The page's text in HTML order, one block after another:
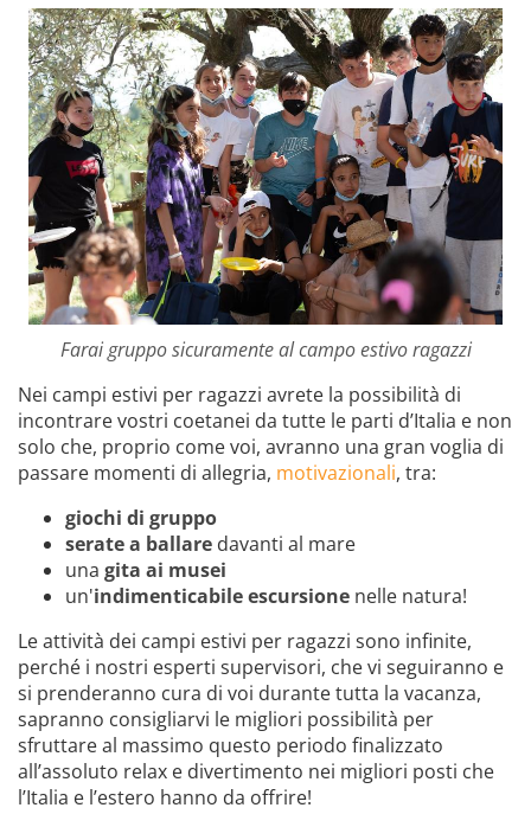
Farai gruppo sicuramente al campo estivo ragazzi
Nei campi estivi per ragazzi avrete la possibilità di
incontrare vostri coetanei da tutte le parti d’Italia e non
solo che, proprio come voi, avranno una gran voglia di
passare momenti di allegria, motivazionali, tra:
giochi di gruppo
serate a ballare davanti al mare
una gita ai musei
un'indimenticabile escursione nelle natura!
Le attività dei campi estivi per ragazzi sono infinite,
perché i nostri esperti supervisori, che vi seguiranno e
si prenderanno cura di voi durante tutta la vacanza,
sapranno consigliarvi le migliori possibilità per
sfruttare al massimo questo periodo finalizzato
all’assoluto relax e divertimento nei migliori posti che
l’Italia e l’estero hanno da offrire!